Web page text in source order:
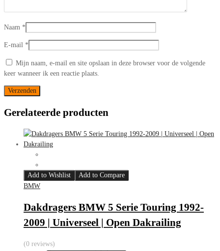
Naam *
E-mail *
Mijn naam, e-mail en site opslaan in deze browser voor de volgende
keer wanneer ik een reactie plaats.
Gerelateerde producten
Add to Wishlist
Add to Compare
BMW
Dakdragers BMW 5 Serie Touring 1992-
2009 | Universeel | Open Dakrailing
(0 reviews)